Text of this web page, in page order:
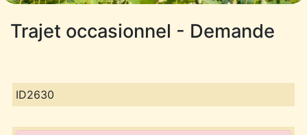
Trajet occasionnel - Demande
ID2630